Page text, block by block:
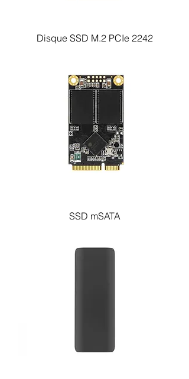
Disque SSD M.2 PCIe 2242
SSD mSATA